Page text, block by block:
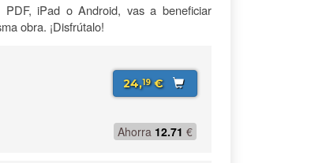
iPad o Android, vas a beneficiar
obra. ¡Disfrútalo!
24,19€
Ahorra 12.71 €